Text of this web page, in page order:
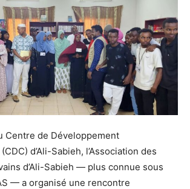
Centre de Développement
d’Ali-Sabieh, l’Association des
d’Ali-Sabieh — plus connue sous
— a organisé une rencontre